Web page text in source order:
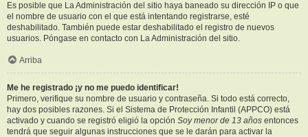
Es posible que La Administración del sitio haya baneado su dirección IP o que
el nombre de usuario con el que está intentando registrarse, esté
deshabilitado. También puede estar deshabilitado el registro de nuevos
usuarios. Póngase en contacto con La Administración del sitio.
Arriba
Me he registrado ¡y no me puedo identificar!
Primero, verifique su nombre de usuario y contraseña. Si todo está correcto,
hay dos posibles razones. Si el Sistema de Protección Infantil (APPCO) está
activado y cuando se registró eligió la opción Soy menor de 13 años entonces
tendrá que seguir algunas instrucciones que se le darán para activar la